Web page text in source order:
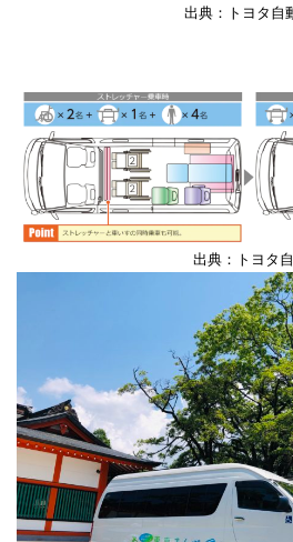
出典：トヨタ自
出典：トヨタ